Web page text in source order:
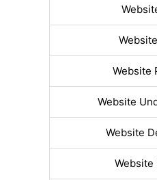
Website
Website
Website
Website